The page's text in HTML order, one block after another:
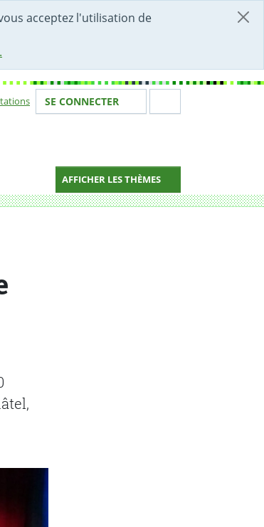
acceptez l'utilisation de
Votre identité
SE CONNECTER
AFFICHER LES THÈMES